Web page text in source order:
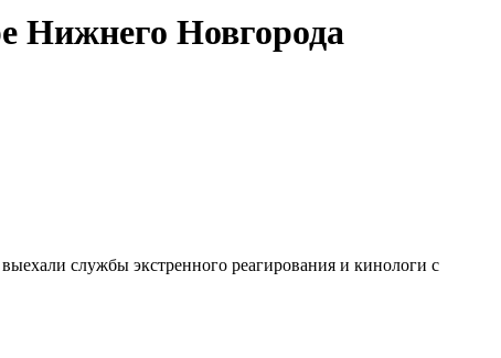
Нижнего Новгорода
службы экстренного реагирования и кинологи с